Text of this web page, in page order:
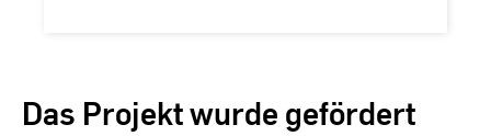
Das Projekt wurde gefördert